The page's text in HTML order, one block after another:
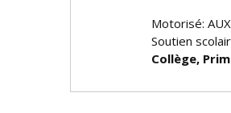
Motorisé:
Soutien
Collège,